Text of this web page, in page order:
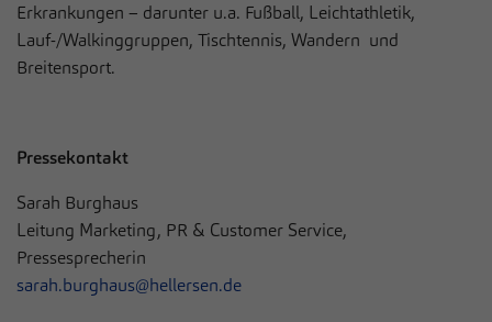
Erkrankungen – darunter u.a. Fußball, Leichtathletik,
Lauf-/Walkinggruppen, Tischtennis, Wandern und
Breitensport.
Pressekontakt
Sarah Burghaus
Leitung Marketing, PR & Customer Service,
Pressesprecherin
sarah.burghaus@hellersen.de